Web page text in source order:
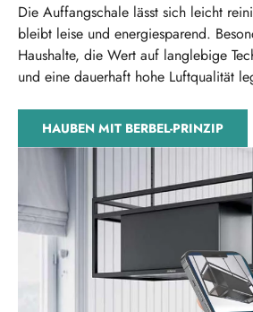
Die Auffangschale lässt sich leicht
bleibt leise und energiesparend.
Haushalte, die Wert auf langlebige
und eine dauerhaft hohe Luftqualität
HAUBEN MIT BERBEL-PRINZIP